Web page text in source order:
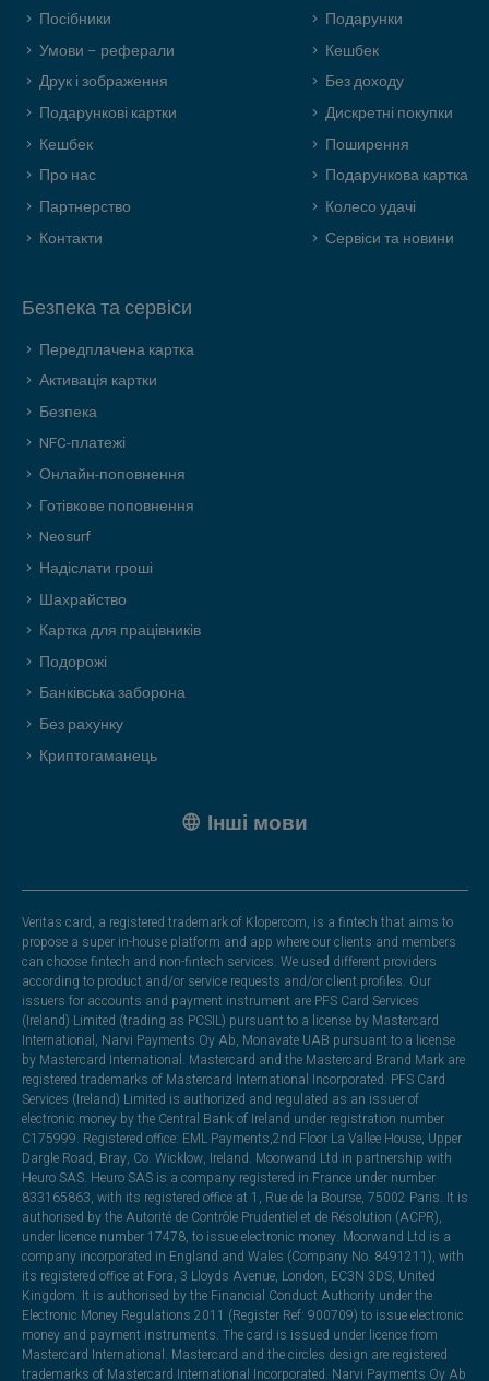
Посібники
Умови – реферали
Друк і зображення
Подарункові картки
Кешбек
Про нас
Партнерство
Контакти
Подарунки
Кешбек
Без доходу
Дискретні покупки
Поширення
Подарункова картка
Колесо удачі
Сервіси та новини
Безпека та сервіси
Передплачена картка
Активація картки
Безпека
NFC-платежі
Онлайн-поповнення
Готівкове поповнення
Neosurf
Надіслати гроші
Шахрайство
Картка для працівників
Подорожі
Банківська заборона
Без рахунку
Криптогаманець
Інші мови
Veritas card, a registered trademark of Klopercom, is a fintech that aims to
propose a super in-house platform and app where our clients and members
can choose fintech and non-fintech services. We used different providers
according to product and/or service requests and/or client profiles. Our
issuers for accounts and payment instrument are PFS Card Services
(Ireland) Limited (trading as PCSIL) pursuant to a license by Mastercard
International, Narvi Payments Oy Ab, Monavate UAB pursuant to a license
by Mastercard International. Mastercard and the Mastercard Brand Mark are
registered trademarks of Mastercard International Incorporated. PFS Card
Services (Ireland) Limited is authorized and regulated as an issuer of
electronic money by the Central Bank of Ireland under registration number
C175999. Registered office: EML Payments,2nd Floor La Vallee House, Upper
Dargle Road, Bray, Co. Wicklow, Ireland. Moorwand Ltd in partnership with
Heuro SAS. Heuro SAS is a company registered in France under number
833165863, with its registered office at 1, Rue de la Bourse, 75002 Paris. It is
authorised by the Autorité de Contrôle Prudentiel et de Résolution (ACPR),
under licence number 17478, to issue electronic money. Moorwand Ltd is a
company incorporated in England and Wales (Company No. 8491211), with
its registered office at Fora, 3 Lloyds Avenue, London, EC3N 3DS, United
Kingdom. It is authorised by the Financial Conduct Authority under the
Electronic Money Regulations 2011 (Register Ref: 900709) to issue electronic
money and payment instruments. The card is issued under licence from
Mastercard International. Mastercard and the circles design are registered
trademarks of Mastercard International Incorporated. Narvi Payments Oy Ab